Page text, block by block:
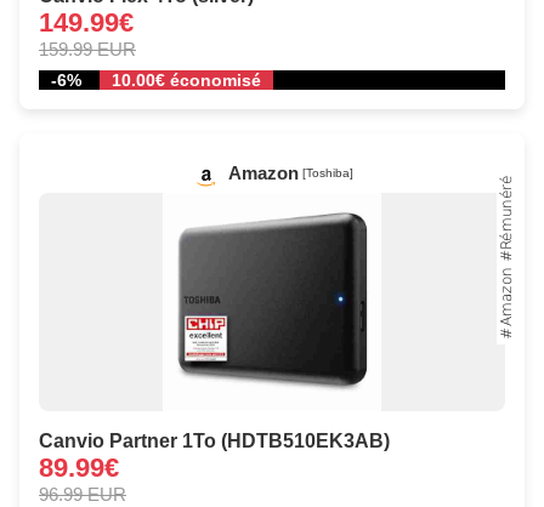
149.99€
159.99 EUR
-6% 10.00€ économisé
Amazon [Toshiba]
Canvio Partner 1To (HDTB510EK3AB)
89.99€
96.99 EUR